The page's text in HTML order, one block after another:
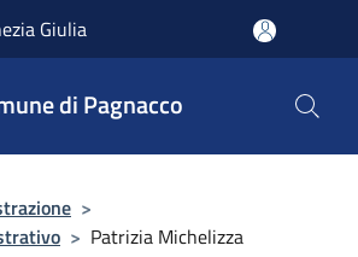
Giulia
di Pagnacco
>
> Patrizia Michelizza